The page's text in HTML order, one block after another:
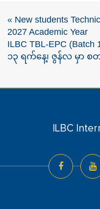
« New students
2027 Academic Year
ILBC TBL-EPC
၁၃ ရက်နေ့၊ ဇွန်လ မှာ
ILBC